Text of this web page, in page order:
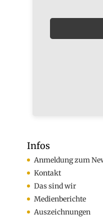
Infos
Anmeldung zum
Kontakt
Das sind wir
Medienberichte
Auszeichnungen